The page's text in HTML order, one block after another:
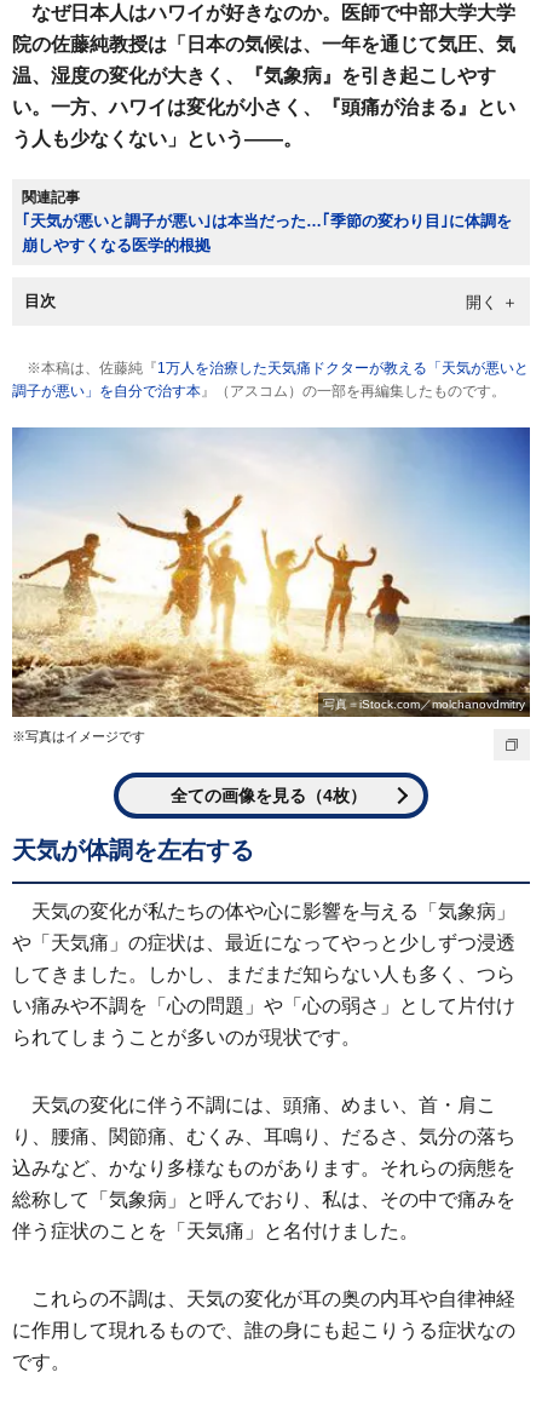
なぜ日本人はハワイが好きなのか。医師で中部大学大学
院の佐藤純教授は「日本の気候は、一年を通じて気圧、気
温、湿度の変化が大きく、『気象病』を引き起こしやす
い。一方、ハワイは変化が小さく、『頭痛が治まる』とい
う人も少なくない」という――。
関連記事
｢天気が悪いと調子が悪い｣は本当だった…｢季節の変わり目｣に体調を
崩しやすくなる医学的根拠
目次
※本稿は、佐藤純『1万人を治療した天気痛ドクターが教える「天気が悪いと
調子が悪い」を自分で治す本 』（アスコム）の一部を再編集したものです。
写真＝iStock.com／molchanovdmitry
※写真はイメージです
全ての画像を見る（4枚）
天気が体調を左右する
天気の変化が私たちの体や心に影響を与える「気象病」
や「天気痛」の症状は、最近になってやっと少しずつ浸透
してきました。しかし、まだまだ知らない人も多く、つら
い痛みや不調を「心の問題」や「心の弱さ」として片付け
られてしまうことが多いのが現状です。
天気の変化に伴う不調には、頭痛、めまい、首・肩こ
り、腰痛、関節痛、むくみ、耳鳴り、だるさ、気分の落ち
込みなど、かなり多様なものがあります。それらの病態を
総称して「気象病」と呼んでおり、私は、その中で痛みを
伴う症状のことを「天気痛」と名付けました。
これらの不調は、天気の変化が耳の奥の内耳や自律神経
に作用して現れるもので、誰の身にも起こりうる症状なの
です。